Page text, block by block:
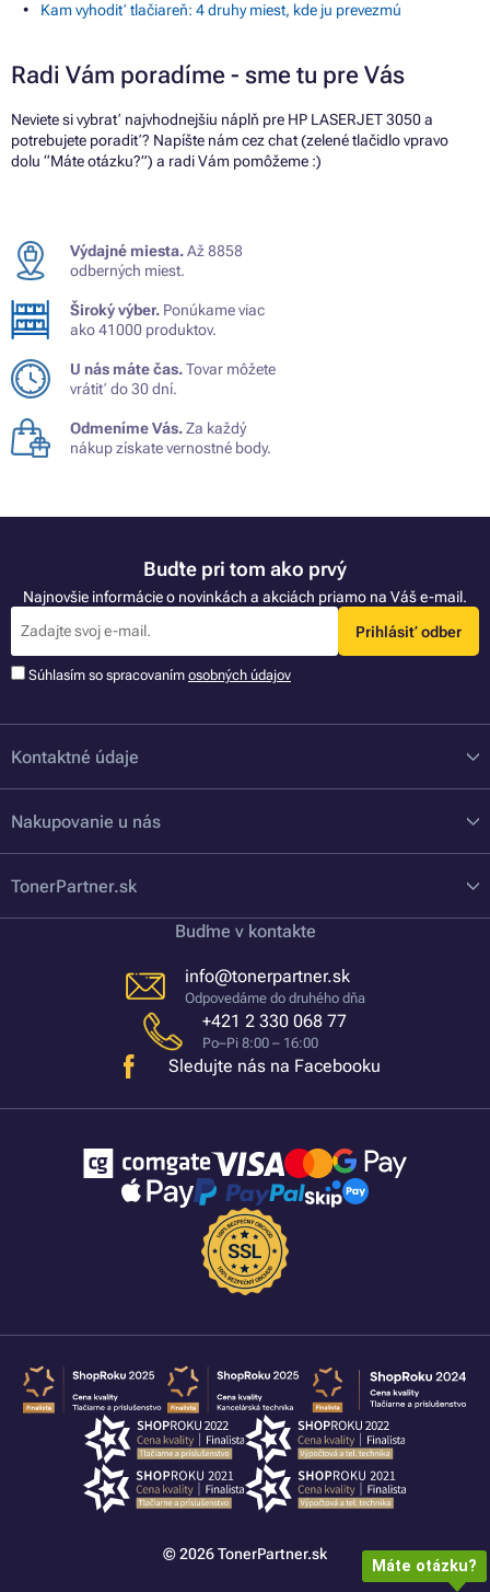
Kam vyhodiť tlačiareň: 4 druhy miest, kde ju prevezmú
Radi Vám poradíme - sme tu pre Vás
Neviete si vybrať najvhodnejšiu náplň pre HP LASERJET 3050 a
potrebujete poradiť? Napíšte nám cez chat (zelené tlačidlo vpravo
dolu “Máte otázku?”) a radi Vám pomôžeme :)
Výdajné miesta.Až 8858
odberných miest.
Široký výber. Ponúkame viac
ako 41000 produktov.
U nás máte čas.Tovar môžete
vrátiť do 30 dní.
Odmeníme Vás.Za každý
nákup získate vernostné body.
Buďte pri tom ako prvý
Najnovšie informácie o novinkách a akciách priamo na Váš e-mail.
Prihlásiť odber
Súhlasím so spracovaním osobných údajov
Kontaktné údaje
Nakupovanie u nás
TonerPartner.sk
Buďme v kontakte
info@tonerpartner.sk
Odpovedáme do druhého dňa
+421 2 330 068 77
Po–Pi 8:00 – 16:00
Sledujte nás na Facebooku
© 2026 TonerPartner.sk
Máte otázku?